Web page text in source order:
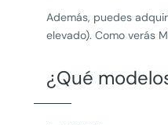
Además, puedes
elevado). Como verás
¿Qué